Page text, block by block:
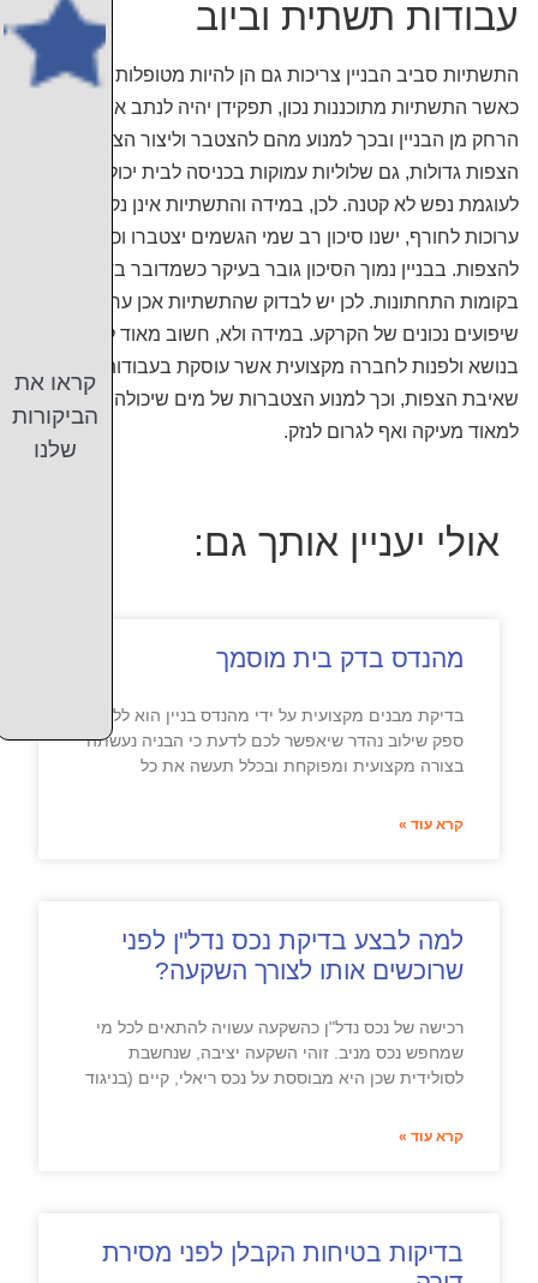
עבודות תשתית וביוב
התשתיות סביב הבניין צריכות גם הן להיות מטופלות כראוי.
כאשר התשתיות מתוכננות נכון, תפקידן יהיה לנתב את המים
הרחק מן הבניין ובכך למנוע מהם להצטבר וליצור הצפות. מלבד
הצפות גדולות, גם שלוליות עמוקות בכניסה לבית יכולות לגרום
לעוגמת נפש לא קטנה. לכן, במידה והתשתיות אינן נקיות או
ערוכות לחורף, ישנו סיכון רב שמי הגשמים יצטברו וכך יגרמו
להצפות. בבניין נמוך הסיכון גובר בעיקר כשמדובר בדירות
בקומות התחתונות. לכן יש לבדוק שהתשתיות אכן ערוכות וישנם
שיפועים נכונים של הקרקע. במידה ולא, חשוב מאוד לטפל
בנושא ולפנות לחברה מקצועית אשר עוסקת בעבודות ביוב,
שאיבת הצפות, וכך למנוע הצטברות של מים שיכולה להפוך
למאוד מעיקה ואף לגרום לנזק.
אולי יעניין אותך גם:
מהנדס בדק בית מוסמך
בדיקת מבנים מקצועית על ידי מהנדס בניין הוא ללא
ספק שילוב נהדר שיאפשר לכם לדעת כי הבניה נעשתה
בצורה מקצועית ומפוקחת ובכלל תעשה את כל
קרא עוד »
למה לבצע בדיקת נכס נדל"ן לפני
שרוכשים אותו לצורך השקעה?
רכישה של נכס נדל"ן כהשקעה עשויה להתאים לכל מי
שמחפש נכס מניב. זוהי השקעה יציבה, שנחשבת
לסולידית שכן היא מבוססת על נכס ריאלי, קיים (בניגוד
קרא עוד »
בדיקות בטיחות הקבלן לפני מסירת
קראו את
הביקורות
שלנו